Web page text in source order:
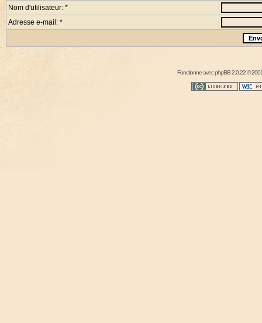
Nom d'utilisateur: *
Adresse e-mail: *
Fonctionne avecphpBB2.0.22 ©